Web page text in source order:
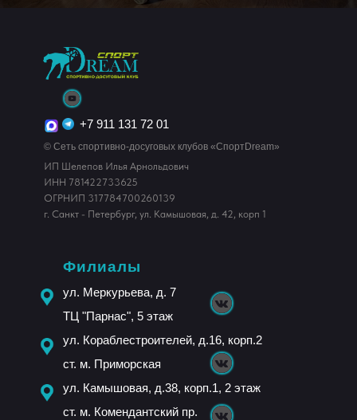
Филиалы
ул. Меркурьева, д. 7
ТЦ "Парнас", 5 этаж
ул. Кораблестроителей, д.16, корп.2
ст. м. Приморская
ул. Камышовая, д.38, корп.1, 2 этаж
ст. м. Комендантский пр.
© Сеть спортивно-досуговых клубов «СпортDream»
ИП Шелепов Илья Арнольдович
ИНН 781422733625
ОГРНИП 317784700260139
г. Санкт - Петербург, ул. Камышовая, д. 42, корп 1
+7 911 131 72 01